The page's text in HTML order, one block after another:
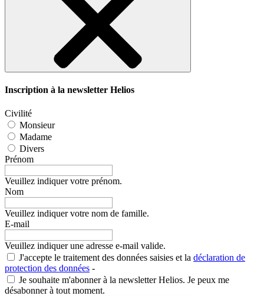
Inscription à la newsletter Helios
Civilité
Monsieur
Madame
Divers
Prénom
Veuillez indiquer votre prénom.
Nom
Veuillez indiquer votre nom de famille.
E-mail
Veuillez indiquer une adresse e-mail valide.
J'accepte le traitement des données saisies et la déclaration de
protection des données -
Je souhaite m'abonner à la newsletter Helios. Je peux me
désabonner à tout moment.